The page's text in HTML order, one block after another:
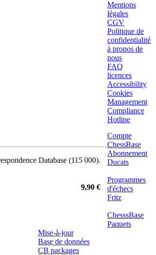
Database (115 000).
9,90 €
Mentions
légales
CGV
Politique de
confidentialité
à propos de
nous
FAQ
licences
Accessibility
Cookies
Management
Compliance
Hotline
Compte
ChessBase
Abonnement
Ducats
Programmes
d'échecs
Fritz
ChesssBase
Paquets
Mise-à-jour
Base de données
CB packages